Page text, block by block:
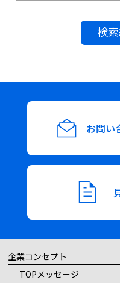
検
お問い
企業コンセプト
TOPメッセージ